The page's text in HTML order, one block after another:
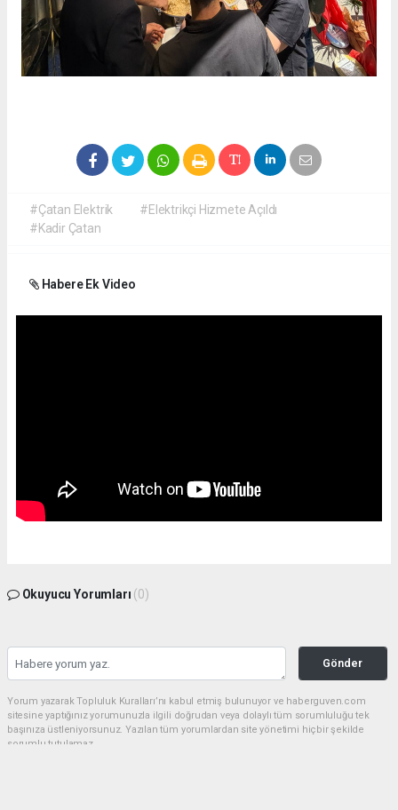
#Çatan Elektrik
#Elektrikçi Hizmete Açıldı
#Kadir Çatan
Habere Ek Video
Okuyucu Yorumları (0)
Gönder
Yorum yazarak Topluluk Kuralları’nı kabul etmiş bulunuyor ve haberguven.com
sitesine yaptığınız yorumunuzla ilgili doğrudan veya dolaylı tüm sorumluluğu tek
başınıza üstleniyorsunuz. Yazılan tüm yorumlardan site yönetimi hiçbir şekilde
sorumlu tutulamaz.